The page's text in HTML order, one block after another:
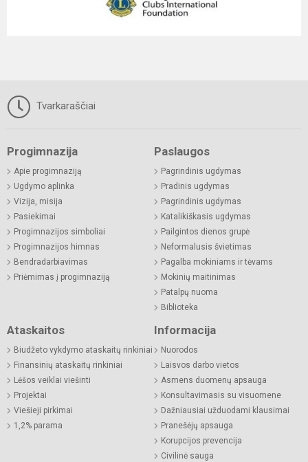
Tvarkaraščiai
Progimnazija
Apie progimnaziją
Ugdymo aplinka
Vizija, misija
Pasiekimai
Progimnazijos simboliai
Progimnazijos himnas
Bendradarbiavimas
Priėmimas į progimnaziją
Paslaugos
Pagrindinis ugdymas
Pradinis ugdymas
Pagrindinis ugdymas
Katalikiškasis ugdymas
Pailgintos dienos grupė
Neformalusis švietimas
Pagalba mokiniams ir tėvams
Mokinių maitinimas
Patalpų nuoma
Biblioteka
Ataskaitos
Biudžeto vykdymo ataskaitų rinkiniai
Finansinių ataskaitų rinkiniai
Lėšos veiklai viešinti
Projektai
Viešieji pirkimai
1,2% parama
Informacija
Nuorodos
Laisvos darbo vietos
Asmens duomenų apsauga
Konsultavimasis su visuomene
Dažniausiai užduodami klausimai
Pranešėjų apsauga
Korupcijos prevencija
Civilinė sauga